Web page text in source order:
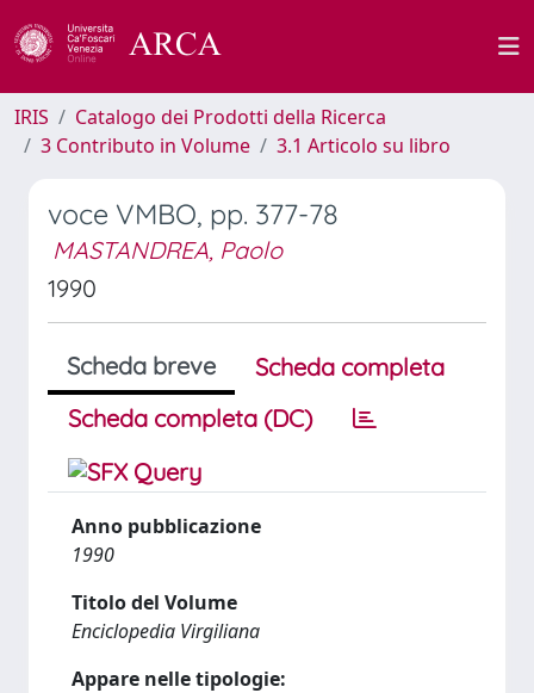
IRIS
Catalogo dei Prodotti della Ricerca
3 Contributo in Volume
3.1 Articolo su libro
voce VMBO, pp. 377-78
MASTANDREA, Paolo
1990
Scheda breve
Scheda completa
Scheda completa (DC)
Anno pubblicazione
1990
Titolo del Volume
Enciclopedia Virgiliana
Appare nelle tipologie: